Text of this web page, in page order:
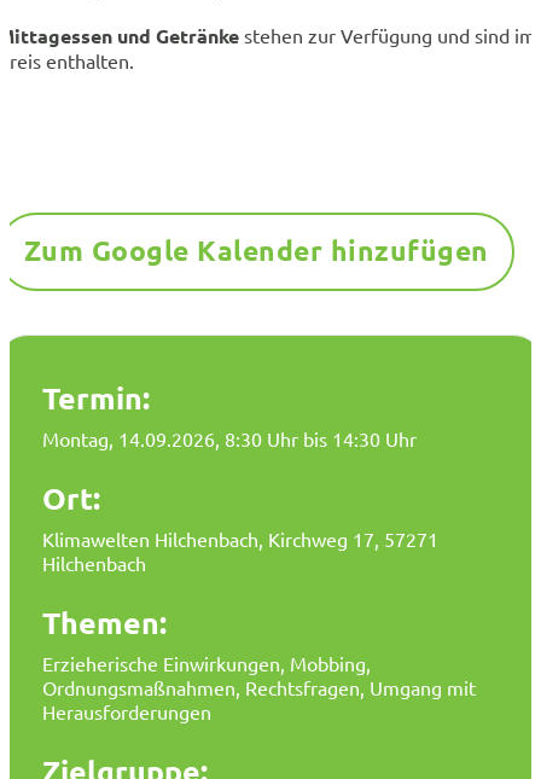
und Getränke stehen zur Verfügung und sind im
enthalten.
Zum Google Kalender hinzufügen
Termin:
Montag, 14.09.2026 , 8:30 Uhr bis 14:30 Uhr
Ort:
Klimawelten Hilchenbach, Kirchweg 17, 57271
Hilchenbach
Themen:
Erzieherische Einwirkungen, Mobbing,
Ordnungsmaßnahmen, Rechtsfragen, Umgang mit
Herausforderungen
Zielgruppe: